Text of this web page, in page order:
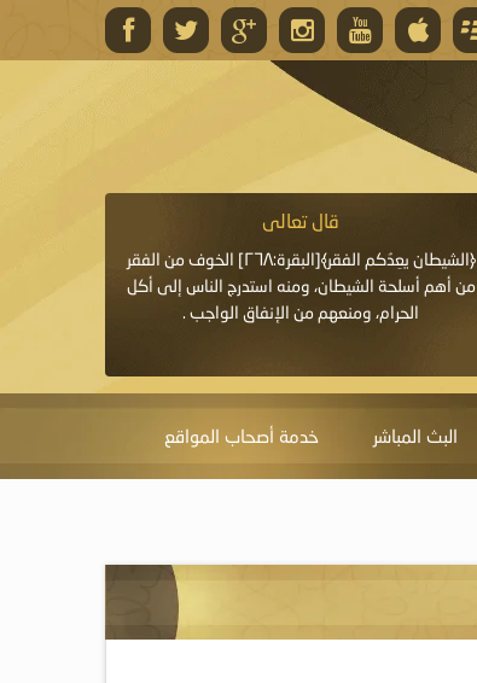
قال تعالى
﴿الشيطان يعِدُكم الفقر﴾[البقرة:٢٦٨] الخوف من الفقر
من أهم أسلحة الشيطان، ومنه استدرج الناس إلى أكل
الحرام، ومنعهم من الإنفاق الواجب .
البث المباشر خدمة أصحاب المواقع